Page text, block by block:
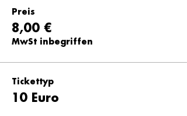
Preis
8,00 €
MwSt inbegriffen
Tickettyp
10 Euro